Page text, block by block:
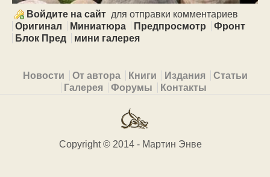
Войдите на сайт для отправки комментариев
Оригинал
Миниатюра Предпросмотр
Фронт
Блок Пред
мини галерея
Primary menu
Новости От автора Книги Издания
Статьи
Галерея
Форумы Контакты
Copyright © 2014 - Мартин Энве